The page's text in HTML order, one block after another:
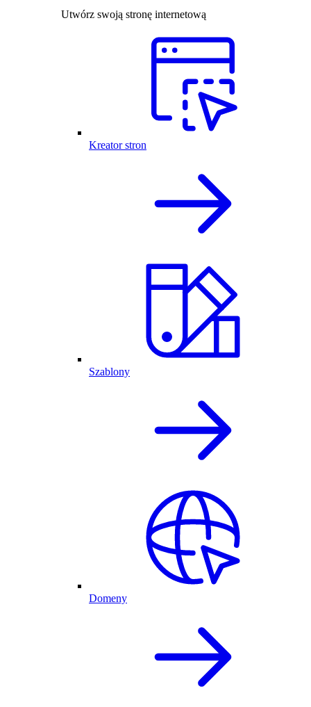
Utwórz swoją stronę internetową
Kreator stron
Szablony
Domeny